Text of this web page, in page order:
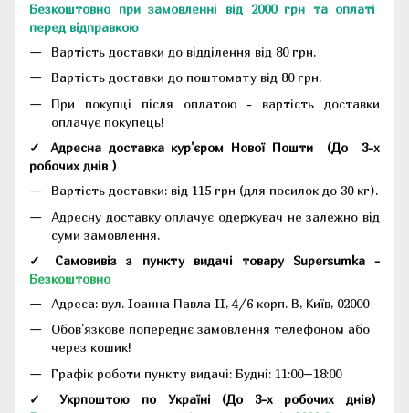
Безкоштовно при замовленні від 2000 грн та оплаті
перед відправкою
Вартість доставки до відділення від 80 грн.
Вартість доставки до поштомату від 80 грн.
При покупці після оплатою - вартість доставки
оплачує покупець!
✓ Адресна доставка кур'єром Нової Пошти (До 3-х
робочих днів )
Вартість доставки: від 115 грн (для посилок до 30 кг).
Адресну доставку оплачує одержувач не залежно від
суми замовлення.
✓ Самовивіз з пункту видачі товару Supersumka -
Безкоштовно
Адреса: вул. Іоанна Павла II, 4/6 корп. В, Київ, 02000
Обов'язкове попереднє замовлення телефоном або
через кошик!
Графік роботи пункту видачі: Будні: 11:00–18:00
✓ Укрпоштою по Україні (До 3-х робочих днів)